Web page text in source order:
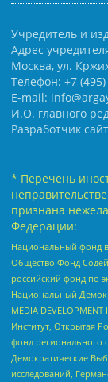
Учредитель и
Адрес
Москва, ул.
Телефон: +7 (495)
E-mail:
И.О. главного
Разработчик
* Перечень
признана
Федерации:
Национальный фонд
Общество Фонд
российский фонд по
Национальный
MEDIA
Институт, Открытая
фонд регионального
Демократические
исследований,